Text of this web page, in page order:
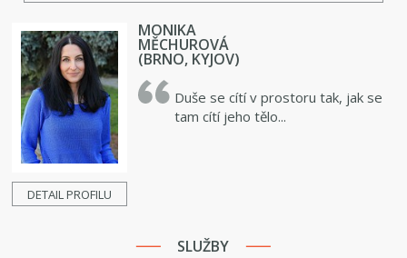
DETAIL PROFILU
MONIKA
MĚCHUROVÁ
(BRNO, KYJOV)
Duše se cítí v prostoru tak, jak se
tam cítí jeho tělo...
SLUŽBY